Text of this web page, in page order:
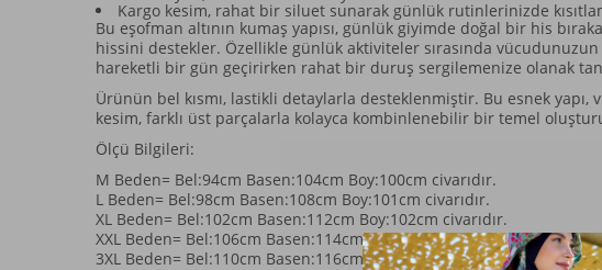
Kargo kesim, rahat bir siluet sunarak günlük rutinlerinizde
Bu eşofman altının kumaş yapısı, günlük giyimde doğal bir his
hissini destekler. Özellikle günlük aktiviteler sırasında
hareketli bir gün geçirirken rahat bir duruş sergilemenize olanak
Ürünün bel kısmı, lastikli detaylarla desteklenmiştir. Bu esnek
kesim, farklı üst parçalarla kolayca kombinlenebilir bir temel
Ölçü Bilgileri:
M Beden= Bel:94cm Basen:104cm Boy:100cm civarıdır.
L Beden= Bel:98cm Basen:108cm Boy:101cm civarıdır.
XL Beden= Bel:102cm Basen:112cm Boy:102cm civarıdır.
XXL Beden= Bel:106cm Basen:114cm Boy:104cm civarıdır.
3XL Beden= Bel:110cm Basen:116cm Boy:106cm civarıdır.